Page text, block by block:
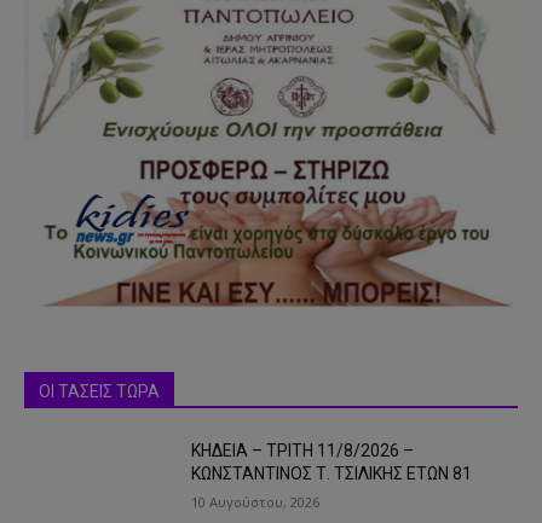
ΟΙ ΤΑΣΕΙΣ ΤΩΡΑ
ΚΗΔΕΙΑ – ΤΡΙΤΗ 11/8/2026 –
ΚΩΝΣΤΑΝΤΙΝΟΣ Τ. ΤΣΙΛΙΚΗΣ ΕΤΩΝ 81
10 Αυγούστου, 2026